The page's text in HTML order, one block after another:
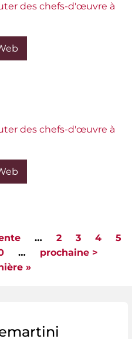
des chefs-d'œuvre à
des chefs-d'œuvre à
… 2 3 4
5
…
prochaine >
»